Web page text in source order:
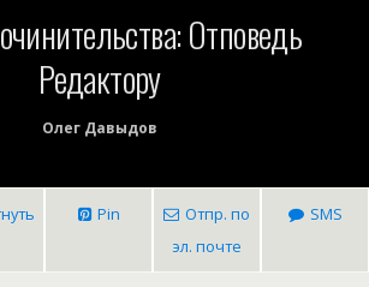
Отповедь
Редактору
Олег Давыдов
Pin
Отпр. по
эл. почте
SMS